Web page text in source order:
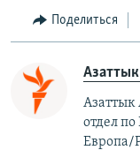
Поделиться
Азаттык
отдел
Европа/